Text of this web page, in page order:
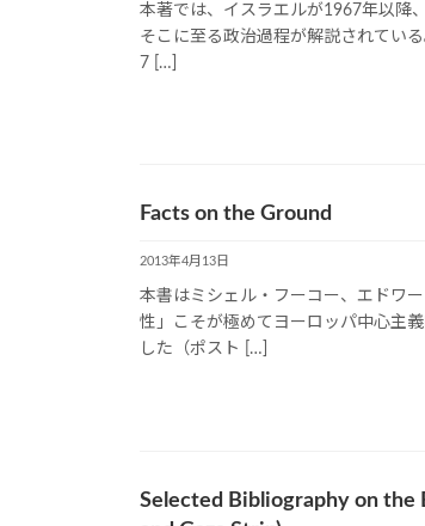
本著では、イスラエルが1967年以降
そこに至る政治過程が解説されてい
7 […]
Facts on the Ground
2013年4月13日
本書はミシェル・フーコー、エドワ
性」こそが極めてヨーロッパ中心主
した（ポスト […]
Selected Bibliography on the